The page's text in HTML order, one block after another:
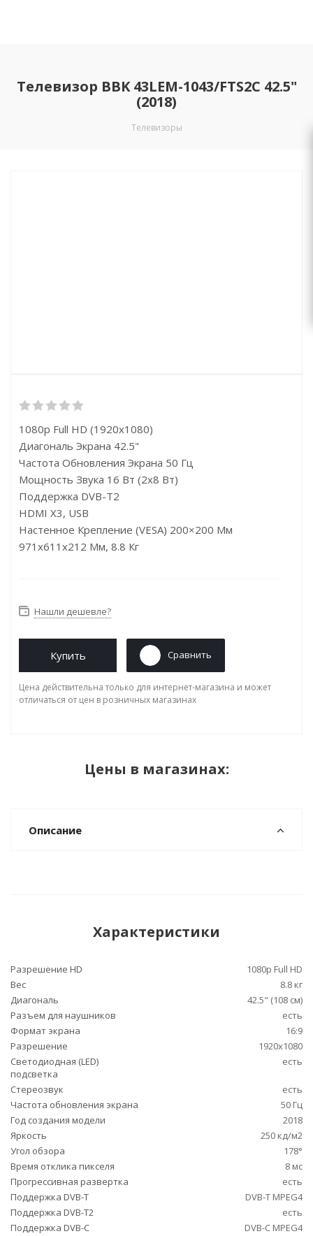
Телевизор BBK 43LEM-1043/FTS2C 42.5"
(2018)
Телевизоры
1080p Full HD (1920x1080)
Диагональ Экрана 42.5"
Частота Обновления Экрана 50 Гц
Мощность Звука 16 Вт (2х8 Вт)
Поддержка DVB-T2
HDMI X3, USB
Настенное Крепление (VESA) 200×200 Мм
971x611x212 Мм, 8.8 Кг
Нашли дешевле?
Купить Сравнить
Цена действительна только для интернет-магазина и может
отличаться от цен в розничных магазинах
Цены в магазинах:
Описание
Характеристики
Разрешение HD
1080p Full HD
Вес
8.8 кг
Диагональ
42.5" (108 см)
Разъем для наушников
есть
Формат экрана
16:9
Разрешение
1920x1080
Светодиодная (LED)
подсветка
есть
Стереозвук
есть
Частота обновления экрана
50 Гц
Год создания модели
2018
Яркость
250 кд/м2
Угол обзора
178°
Время отклика пикселя
8 мс
Прогрессивная развертка
есть
Поддержка DVB-T
DVB-T MPEG4
Поддержка DVB-T2
есть
Поддержка DVB-C
DVB-C MPEG4